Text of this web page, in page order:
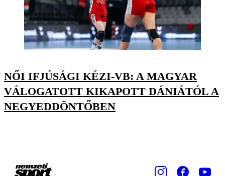
NŐI IFJÚSÁGI KÉZI-VB: A MAGYAR
VÁLOGATOTT KIKAPOTT DÁNIÁTÓL A
NEGYEDDÖNTŐBEN